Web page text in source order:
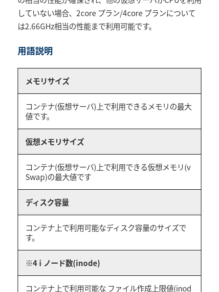
していない場合、2core プラン/4core プランについて
は2.66GHz相当の性能まで利用可能です。
用語説明
メモリサイズ
コンテナ(仮想サーバ)上で利用できるメモリの最大
値です。
仮想メモリサイズ
コンテナ(仮想サーバ)上で利用できる仮想メモリ(v
Swap)の最大値です
ディスク容量
コンテナ上で利用可能なディスク容量のサイズで
す。
※4 i ノード数(inode)
コンテナ上で利用可能な ファイル作成上限値(inod